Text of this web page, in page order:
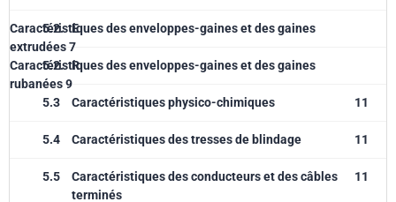
5.2. E
Caractéristiques des enveloppes-gaines et des gaines
extrudées 7
5.2. R
Caractéristiques des enveloppes-gaines et des gaines
rubanées 9
5.3
Caractéristiques physico-chimiques 11
5.4 Caractéristiques des tresses de blindage 11
5.5
Caractéristiques des conducteurs et des câbles
terminés
11